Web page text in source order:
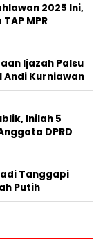
2025 Ini,
MPR
Ijazah Palsu
Andi Kurniawan
Inilah 5
DPRD
Tanggapi
Putih